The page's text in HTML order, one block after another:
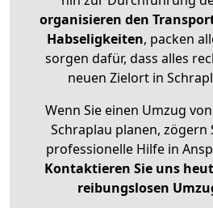
organisieren den
Habseligkeiten, packen
sorgen dafür, dass alles
neuen Zielort in
Wenn Sie einen Umzug
Schraplau planen, zögern
professionelle Hilfe in
Kontaktieren Sie uns
reibungslosen